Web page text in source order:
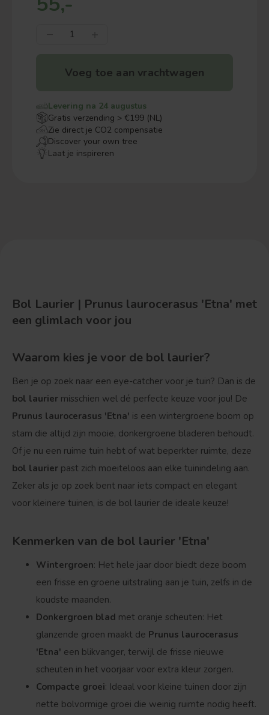
Voeg toe aan vrachtwagen
Levering na 24 augustus
Gratis verzending > €199 (NL)
Zie direct je CO2 compensatie
Discover your own tree
Laat je inspireren
Bol Laurier | Prunus laurocerasus 'Etna' met
een glimlach voor jou
Waarom kies je voor de bol laurier?
Ben je op zoek naar een eye-catcher voor je tuin? Dan is de
bol laurier misschien wel dé perfecte keuze voor jou! De
Prunus laurocerasus 'Etna' is een wintergroene boom op
stam die altijd zijn mooie, donkergroene bladeren behoudt.
Of je nu een ruime tuin hebt of wat beperkter ruimte, deze
bol laurier past zich moeiteloos aan elke tuinindeling aan.
Zeker als je op zoek bent naar iets compact en elegant
voor kleinere tuinen, is de bol laurier de ideale keuze!
Kenmerken van de bol laurier 'Etna'
Wintergroen: Het hele jaar door biedt deze boom
een frisse en groene uitstraling aan je tuin, zelfs in de
koudste maanden.
Donkergroen blad met oranje scheuten: Het
glanzende groen maakt de Prunus laurocerasus
'Etna' een blikvanger, terwijl de frisse nieuwe
scheuten in het voorjaar voor extra kleur zorgen.
Compacte groei: Ideaal voor kleine tuinen door zijn
nette bolvormige groei die weinig ruimte nodig heeft.